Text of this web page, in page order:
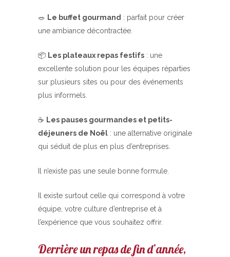
🥗 Le buffet gourmand : parfait pour créer
une ambiance décontractée.
📦 Les plateaux repas festifs : une
excellente solution pour les équipes réparties
sur plusieurs sites ou pour des événements
plus informels.
☕ Les pauses gourmandes et petits-
déjeuners de Noël : une alternative originale
qui séduit de plus en plus d’entreprises.
Il n’existe pas une seule bonne formule.
Il existe surtout celle qui correspond à votre
équipe, votre culture d’entreprise et à
l’expérience que vous souhaitez offrir.
Derrière un repas de fin d’année,